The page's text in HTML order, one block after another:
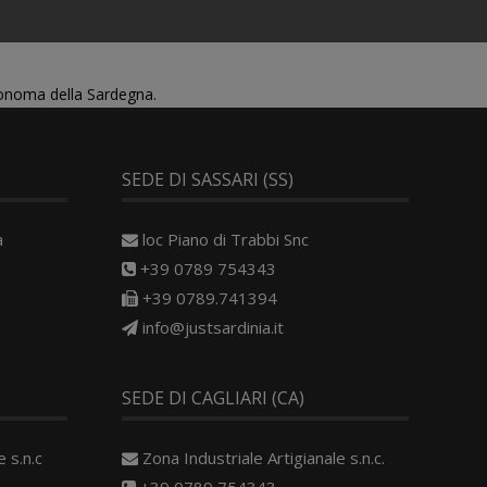
della Sardegna.
s.n.c
SEDE DI SASSARI (SS)
loc Piano di Trabbi Snc
+39 0789 754343
+39 0789.741394
info@justsardinia.it
SEDE DI CAGLIARI (CA)
Zona Industriale Artigianale s.n.c.